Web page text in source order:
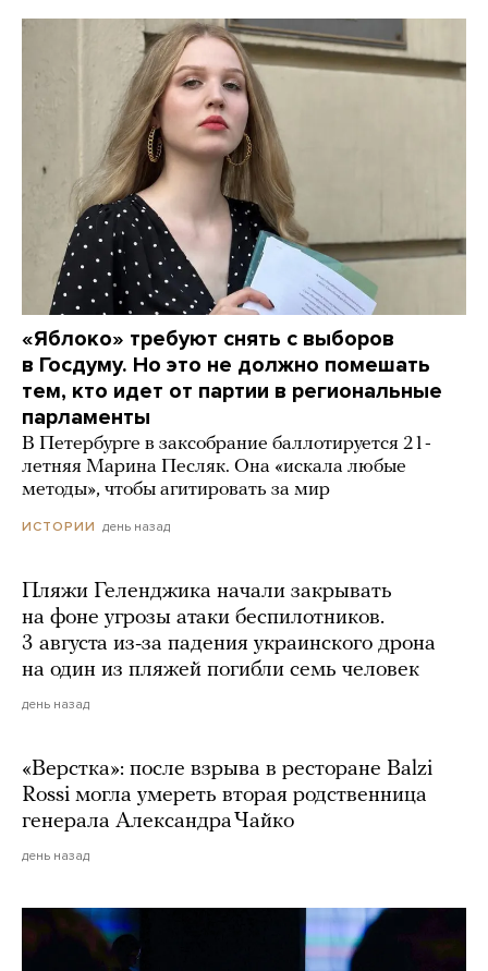
«Яблоко» требуют снять с выборов
в Госдуму. Но это не должно помешать
тем, кто идет от партии в региональные
парламенты
В Петербурге в заксобрание баллотируется 21-
летняя Марина Песляк. Она «искала любые
методы», чтобы агитировать за мир
ИСТОРИИ день назад
Пляжи Геленджика начали закрывать
на фоне угрозы атаки беспилотников.
3 августа из-за падения украинского дрона
на один из пляжей погибли семь человек
день назад
«Верстка»: после взрыва в ресторане Balzi
Rossi могла умереть вторая родственница
генерала Александра Чайко
день назад